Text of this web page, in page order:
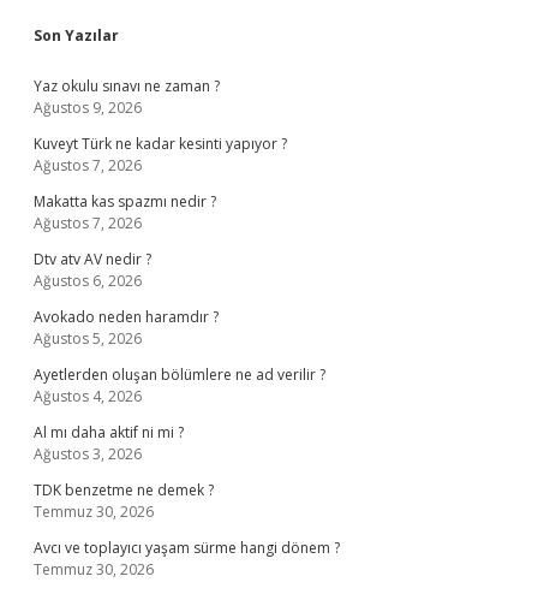
Sidebar
Son Yazılar
Yaz okulu sınavı ne zaman ?
Ağustos 9, 2026
Kuveyt Türk ne kadar kesinti yapıyor ?
Ağustos 7, 2026
Makatta kas spazmı nedir ?
Ağustos 7, 2026
Dtv atv AV nedir ?
Ağustos 6, 2026
Avokado neden haramdır ?
Ağustos 5, 2026
Ayetlerden oluşan bölümlere ne ad verilir ?
Ağustos 4, 2026
Al mı daha aktif ni mi ?
Ağustos 3, 2026
TDK benzetme ne demek ?
Temmuz 30, 2026
Avcı ve toplayıcı yaşam sürme hangi dönem ?
Temmuz 30, 2026